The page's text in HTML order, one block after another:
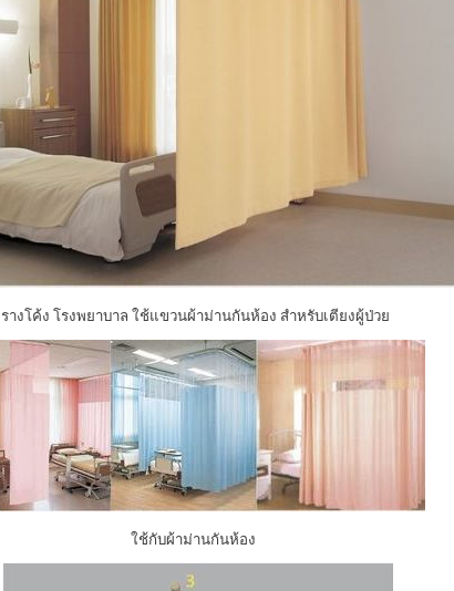
รางโค้ง โรงพยาบาล ใช้แขวนผ้าม่านกันห้อง สำหรับเตียงผู้ป่วย
ใช้กับผ้าม่านกันห้อง